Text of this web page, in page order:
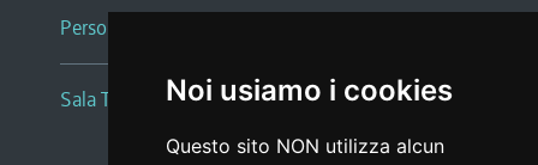
Noi usiamo i cookies
Questo sito NON utilizza alcun
Persone e Uffici
Sala Tiziano Tessitori